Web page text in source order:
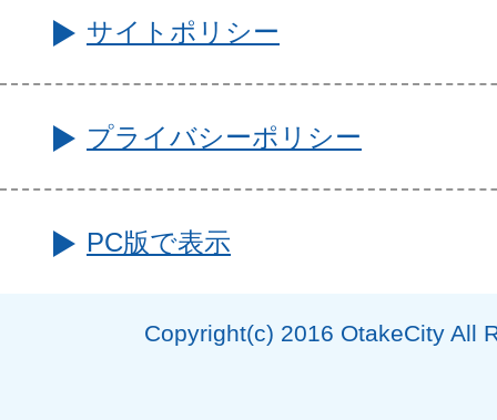
サイトポリシー
プライバシーポリシー
PC版で表示
Copyright(c) 2016 OtakeCity All